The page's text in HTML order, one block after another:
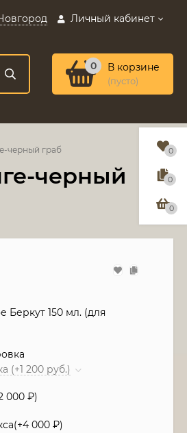
Личный кабинет
0 В корзине
(пусто)
черный граб
черный
Беркут 150 мл. (для
(+1 200 руб.)
000₽)
4 000₽)
0
0
0